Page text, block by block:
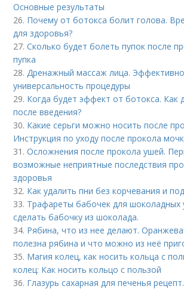
Основные результаты
26. Почему от ботокса болит голова.
для здоровья?
27.Сколько будет болеть пупок после
пупка
28. Дренажный массаж лица.
универсальность процедуры
29. Когда будет эффект от ботокса. Как
после введения?
30. Какие серьги можно носить после
Инструкция по уходу после прокола
31.Осложнения после прокола ушей.
возможные неприятные последствия
здоровья
32. Как удалить пни без корчевания и
33. Трафареты бабочек для шоколадных
сделать бабочку из шоколада.
34. Рябина, что из нее делают.
полезна рябина и что можно из неё
35. Магия колец, как носить кольца с
колец: Как носить кольцо с пользой
36. Глазурь сахарная для печенья